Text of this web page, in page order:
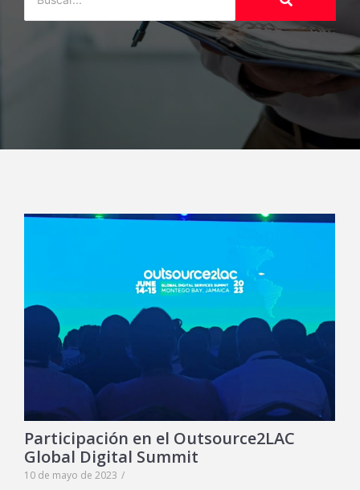
Participación en el Outsource2LAC
Global Digital Summit
10 de mayo de 2023 /